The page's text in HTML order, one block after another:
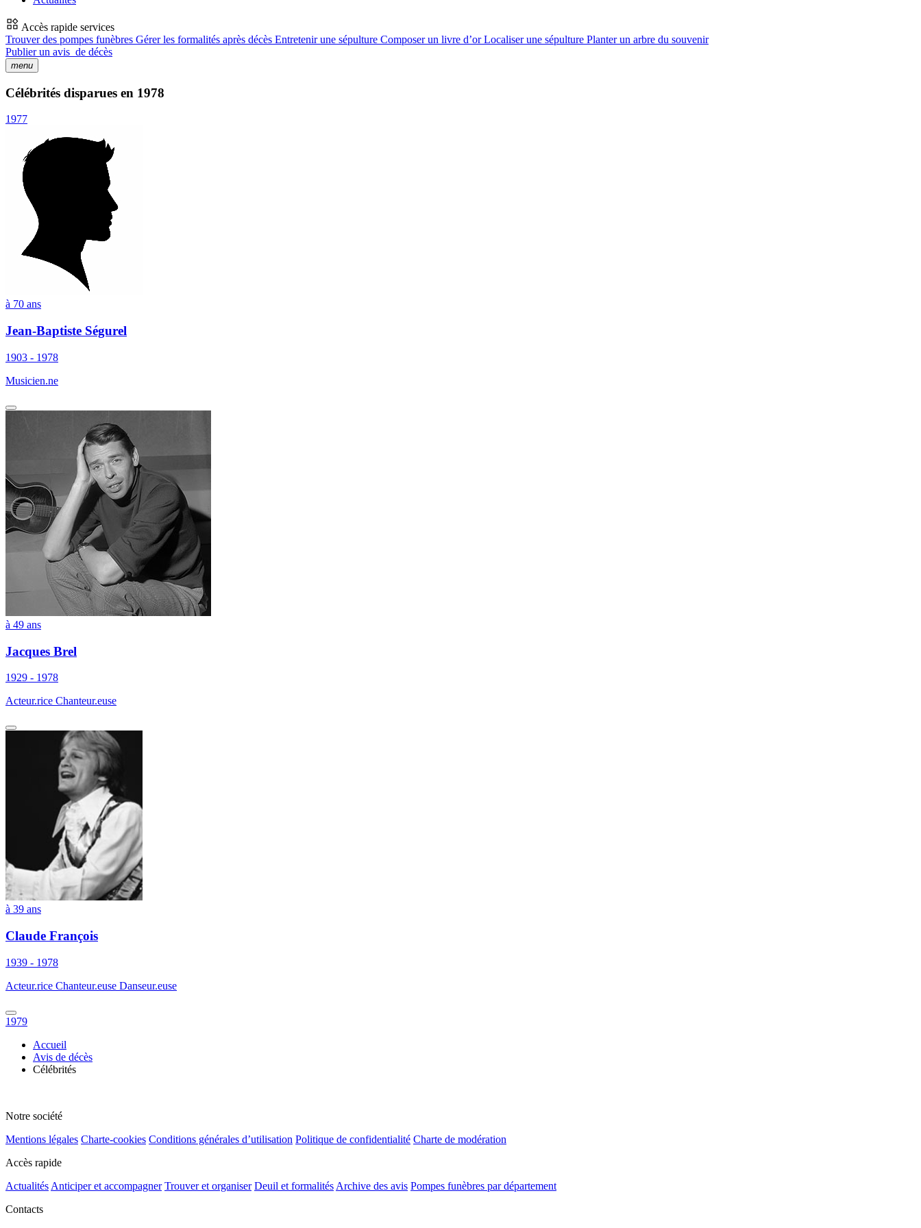
Accès rapide services
Trouver des pompes funèbres Gérer les formalités après décès Entretenir une sépulture Composer un livre d’orLocaliser une sépulture Planter un arbre du souvenir
Publier un avis de décès
menu
Célébrités disparues en 1978
1977
à 70 ans
Jean-Baptiste Ségurel
1903 - 1978
Musicien.ne
à 49 ans
Jacques Brel
1929 - 1978
Acteur.rice Chanteur.euse
à 39 ans
Claude François
1939 - 1978
Acteur.rice Chanteur.euse Danseur.euse
1979
Accueil
Avis de décès
Célébrités
Notre société
Mentions légales Charte-cookies Conditions générales d’utilisation Politique de confidentialité Charte de modération
Accès rapide
Actualités Anticiper et accompagner Trouver et organiser Deuil et formalités Archive des avis Pompes funèbres par département
Contacts